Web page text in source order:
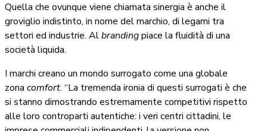
Quella che ovunque viene chiamata sinergia è anche il
groviglio indistinto, in nome del marchio, di legami tra
settori ed industrie. Albrandingpiace la fluidità di una
società liquida.
I marchi creano un mondo surrogato come una globale
zona comfort. “La tremenda ironia di questi surrogati è che
si stanno dimostrando estremamente competitivi rispetto
alle loro controparti autentiche: i veri centri cittadini, le